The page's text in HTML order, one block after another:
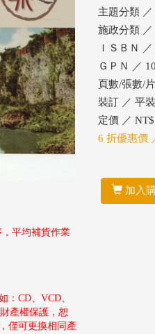
平均補貨作業
：CD、VCD、
產權保護，恕
僅可更換相同產
主題分類 ／
施政分類
ＩＳＢＮ
ＧＰＮ ／
頁數/張數/
裝訂 ／ 平裝
定價 ／
6 折優惠價
加入